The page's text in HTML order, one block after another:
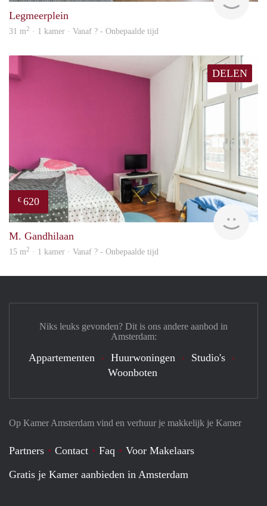
Legmeerplein
31 m2 · 1 kamer · Vanaf ? - Onbepaalde tijd
DELEN
€ 620
M. Gandhilaan
15 m2 · 1 kamer · Vanaf ? - Onbepaalde tijd
Op Kamer Amsterdam vind en verhuur je makkelijk je Kamer
Partners Contact Faq
Voor Makelaars
Gratis je Kamer aanbieden in Amsterdam
Niks leuks gevonden? Dit is ons andere aanbod in
Amsterdam:
Appartementen Huurwoningen
Studio's
Woonboten